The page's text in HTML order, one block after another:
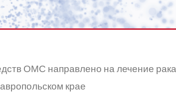
ОМС направлено на лечение рака
крае